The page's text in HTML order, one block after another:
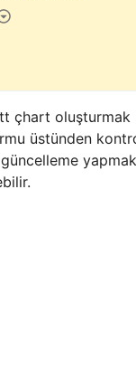
çhart oluşturmak
üstünden